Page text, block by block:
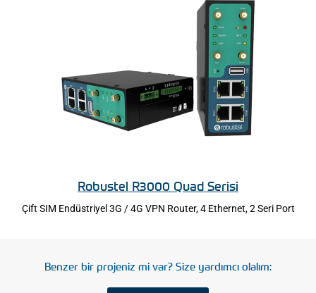
Robustel R3000 Quad Serisi
Çift SIM Endüstriyel 3G / 4G VPN Router, 4 Ethernet, 2 Seri Port
Benzer bir projeniz mi var? Size yardımcı olalım: